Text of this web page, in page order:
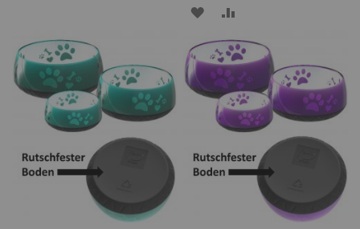
ZUR
WUNSCHLISTE
HINZUFÜGEN
VERGLEICHSLISTE
HINZUFÜGEN